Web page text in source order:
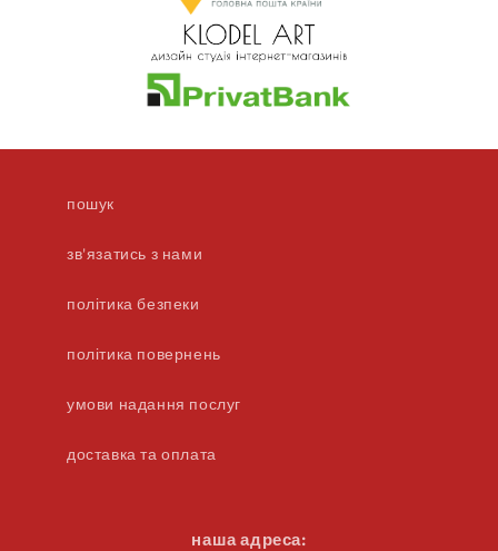
пошук
зв'язатись з нами
політика безпеки
політика повернень
умови надання послуг
доставка та оплата
наша адреса: